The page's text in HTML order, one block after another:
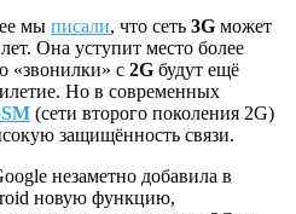
мы писали, что сеть 3G может
Она уступит место более
«звонилки» с 2G будут ещё
Но в современных
(сети второго поколения 2G)
защищённость связи.
незаметно добавила в
новую функцию,